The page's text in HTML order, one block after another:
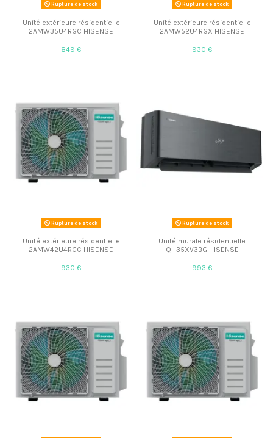
Rupture de stock
Unité extérieure résidentielle
2AMW35U4RGC HISENSE
849 €
Rupture de stock
Unité extérieure résidentielle
2AMW52U4RGX HISENSE
930 €
Rupture de stock
Unité extérieure résidentielle
2AMW42U4RGC HISENSE
930 €
Rupture de stock
Unité murale résidentielle
QH35XV3BG HISENSE
993 €